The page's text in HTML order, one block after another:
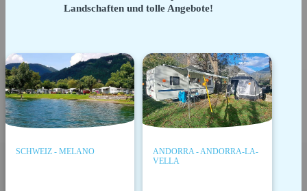
Landschaften und tolle Angebote!
SCHWEIZ - MELANO
ANDORRA - ANDORRA-LA-
VELLA